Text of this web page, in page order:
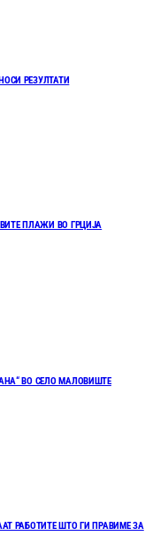
РЕЗУЛТАТИ
ПЛАЖИ ВО ГРЦИЈА
ВО СЕЛО МАЛОВИШТЕ
РАБОТИТЕ ШТО ГИ ПРАВИМЕ ЗА